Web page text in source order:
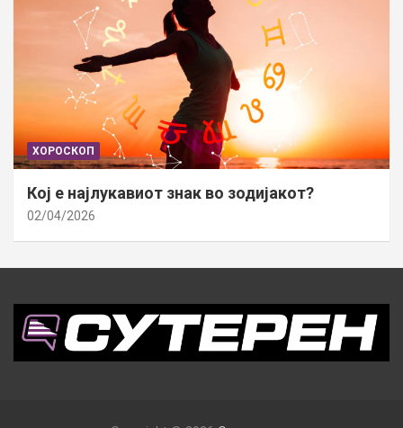
ХОРОСКОП
Кој е најлукавиот знак во зодијакот?
02/04/2026